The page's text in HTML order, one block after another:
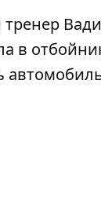
в